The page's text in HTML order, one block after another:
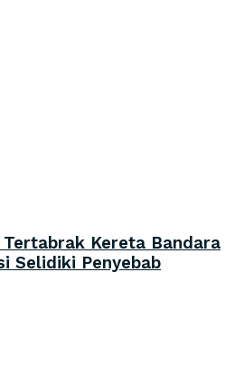
Kereta Bandara
Selidiki Penyebab